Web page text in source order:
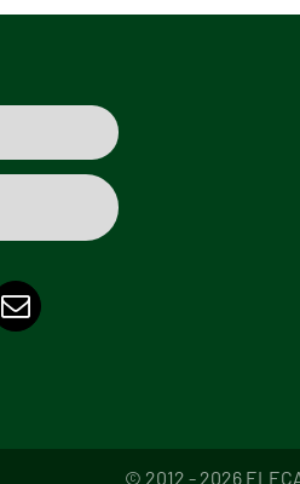
© 2012 - 2026